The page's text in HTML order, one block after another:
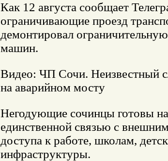
Как 12 августа сообщает
ограничивающие проезд
демонтировал
машин.
Видео: ЧП Сочи. Неизвестный
на аварийном мосту
Негодующие сочинцы готовы
единственной связью с
доступа к работе, школам,
инфраструктуры.